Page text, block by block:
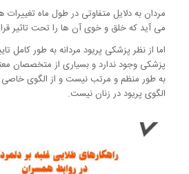
مردان به دلایل متفاوتی در طول ماه
می آید که خلق و خوی آن ها را تحت تاثیر
اما از نظر پزشکی پریود مردانه به طور کامل
پزشکی وجود ندارد و بسیاری از متخصصان
به طور منظم و مرتب نیست و از الگوی خاصی
الگوی پریود در زنان نیست.